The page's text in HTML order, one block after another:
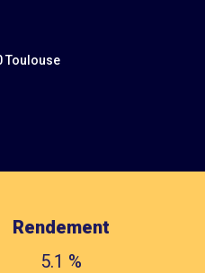
Toulouse
Rendement
5.1 %